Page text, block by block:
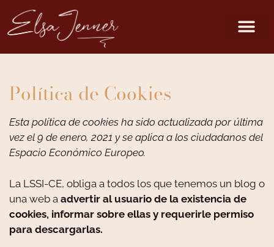
Política de Cookies
Esta política de cookies ha sido actualizada por última
vez el 9 de enero, 2021 y se aplica a los ciudadanos del
Espacio Económico Europeo.
La LSSI-CE, obliga a todos los que tenemos un blog o
una web a advertir al usuario de la existencia de
cookies, informar sobre ellas y requerirle permiso
para descargarlas.